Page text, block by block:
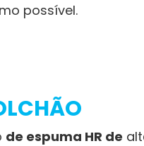
possível.
de espuma HR de